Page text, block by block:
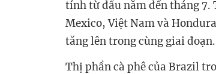
tính từ đầu năm đến tháng 7.
Mexico, Việt Nam và
tăng lên trong cùng giai đoạn.
Thị phần cà phê của Brazil